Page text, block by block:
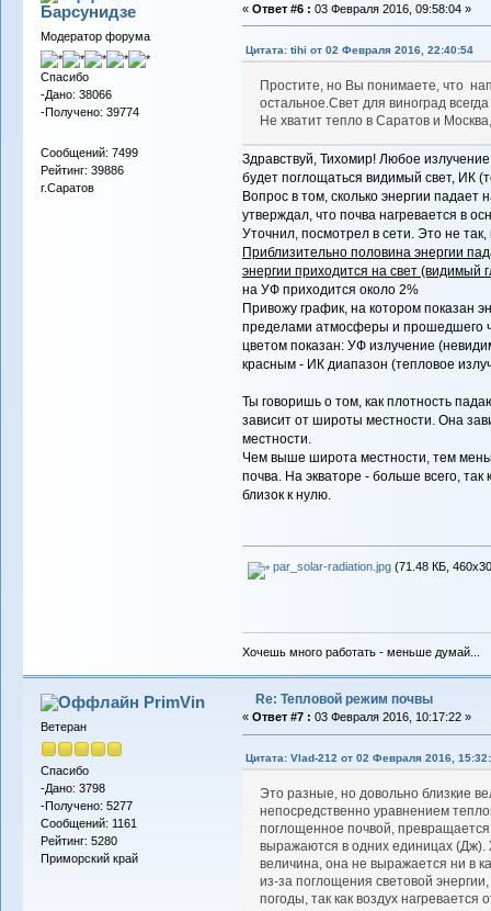
Барсунидзе
Модератор форума
Спасибо
-Дано: 38066
-Получено: 39774
Сообщений: 7499
Рейтинг: 39886
г.Саратов
« Ответ #6 : 03 Февраля 2016, 09:58:04 »
Цитата: tihi от 02 Февраля 2016, 22:40:54
Простите, но Вы понимаете, что
остальное.Свет для виноград
Не хватит тепло в Саратов и
Здравствуй, Тихомир! Любое
будет поглощаться видимый свет, ИК
Вопрос в том, сколько энергии падает
утверждал, что почва нагревается в
Уточнил, посмотрел в сети. Это не
Приблизительно половина энергии
энергии приходится на свет (видимый
на УФ приходится около 2%
Привожу график, на котором показан
пределами атмосферы и прошедшего
цветом показан: УФ излучение
красным - ИК диапазон (тепловое
Ты говоришь о том, как плотность
зависит от широты местности. Она
местности.
Чем выше широта местности, тем
почва. На экваторе - больше всего, так
близок к нулю.
par_solar-radiation.jpg(71.48 КБ,
Хочешь много работать - меньше думай...
PrimVin
Ветеран
Спасибо
-Дано: 3798
-Получено: 5277
Сообщений: 1161
Рейтинг: 5280
Приморский край
Re: Тепловой режим почвы
« Ответ #7 : 03 Февраля 2016, 10:17:22 »
Цитата: Vlad-212 от 02 Февраля 2016,
Это разные, но довольно близкие
непосредственно уравнением
поглощенное почвой,
выражаются в одних единицах
величина, она не выражается ни в
из-за поглощения световой
погоды, так как воздух нагревается